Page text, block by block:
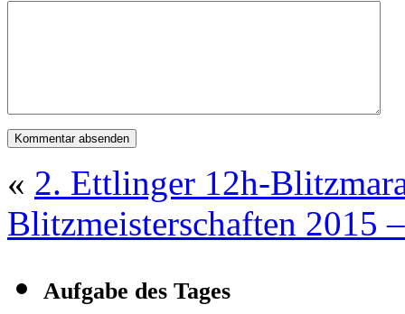
« 2. Ettlinger 12h-
Blitzmeisterschaften 2015
Aufgabe des Tages